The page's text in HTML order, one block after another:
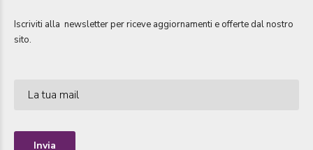
Iscriviti alla newsletter per riceve aggiornamenti e offerte dal nostro
sito.